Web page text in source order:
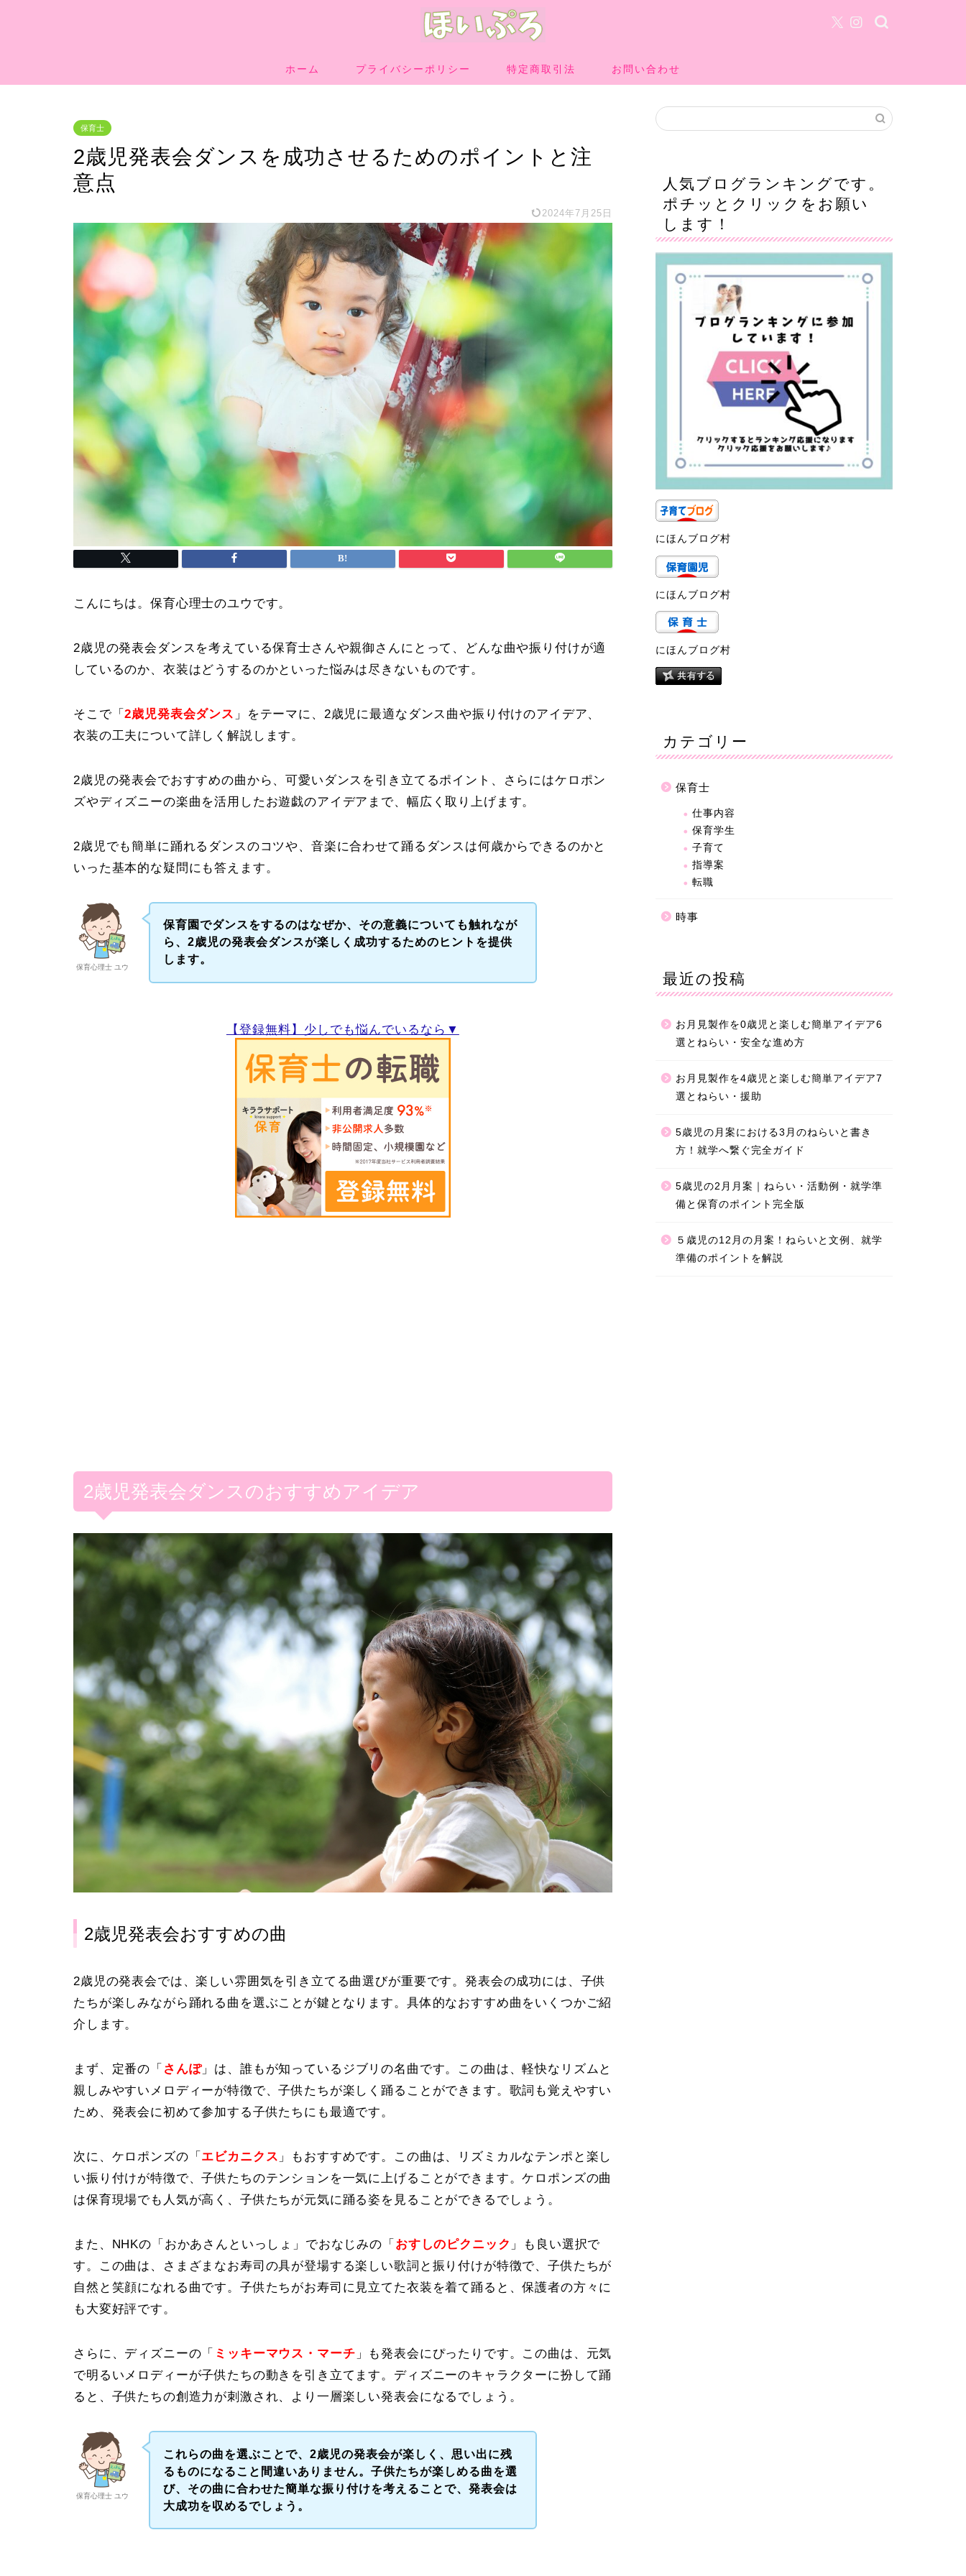
ホーム プライバシーポリシー 特定商取引法 お問い合わせ
保育士
2歳児発表会ダンスを成功させるためのポイントと注
意点
2024年7月25日
こんにちは。保育心理士のユウです。
2歳児の発表会ダンスを考えている保育士さんや親御さんにとって、どんな曲や振り付けが適
しているのか、衣装はどうするのかといった悩みは尽きないものです。
そこで「2歳児発表会ダンス 」をテーマに、2歳児に最適なダンス曲や振り付けのアイデア、
衣装の工夫について詳しく解説します。
2歳児の発表会でおすすめの曲から、可愛いダンスを引き立てるポイント、さらにはケロポン
ズやディズニーの楽曲を活用したお遊戯のアイデアまで、幅広く取り上げます。
2歳児でも簡単に踊れるダンスのコツや、音楽に合わせて踊るダンスは何歳からできるのかと
いった基本的な疑問にも答えます。
保育心理士 ユウ
保育園でダンスをするのはなぜか、その意義についても触れなが
ら、2歳児の発表会ダンスが楽しく成功するためのヒントを提供
します。
【登録無料】少しでも悩んでいるなら▼
2歳児発表会ダンスのおすすめアイデア
2歳児発表会おすすめの曲
2歳児の発表会では、楽しい雰囲気を引き立てる曲選びが重要です。発表会の成功には、子供
たちが楽しみながら踊れる曲を選ぶことが鍵となります。具体的なおすすめ曲をいくつかご紹
介します。
まず、定番の「 さんぽ」は、誰もが知っているジブリの名曲です。この曲は、軽快なリズムと
親しみやすいメロディーが特徴で、子供たちが楽しく踊ることができます。歌詞も覚えやすい
ため、発表会に初めて参加する子供たちにも最適です。
次に、ケロポンズの「 エビカニクス 」もおすすめです。この曲は、リズミカルなテンポと楽し
い振り付けが特徴で、子供たちのテンションを一気に上げることができます。ケロポンズの曲
は保育現場でも人気が高く、子供たちが元気に踊る姿を見ることができるでしょう。
また、NHKの「おかあさんといっしょ」でおなじみの「 おすしのピクニック 」も良い選択で
す。この曲は、さまざまなお寿司の具が登場する楽しい歌詞と振り付けが特徴で、子供たちが
自然と笑顔になれる曲です。子供たちがお寿司に見立てた衣装を着て踊ると、保護者の方々に
も大変好評です。
さらに、ディズニーの「 ミッキーマウス・マーチ 」も発表会にぴったりです。この曲は、元気
で明るいメロディーが子供たちの動きを引き立てます。ディズニーのキャラクターに扮して踊
ると、子供たちの創造力が刺激され、より一層楽しい発表会になるでしょう。
保育心理士 ユウ
これらの曲を選ぶことで、2歳児の発表会が楽しく、思い出に残
るものになること間違いありません。子供たちが楽しめる曲を選
び、その曲に合わせた簡単な振り付けを考えることで、発表会は
大成功を収めるでしょう。
人気ブログランキングです。
ポチッとクリックをお願い
します！
にほんブログ村
にほんブログ村
にほんブログ村
カテゴリー
保育士
仕事内容
保育学生
子育て
指導案
転職
時事
最近の投稿
お月見製作を0歳児と楽しむ簡単アイデア6
選とねらい・安全な進め方
お月見製作を4歳児と楽しむ簡単アイデア7
選とねらい・援助
5歳児の月案における3月のねらいと書き
方！就学へ繋ぐ完全ガイド
5歳児の2月月案｜ねらい・活動例・就学準
備と保育のポイント完全版
５歳児の12月の月案！ねらいと文例、就学
準備のポイントを解説